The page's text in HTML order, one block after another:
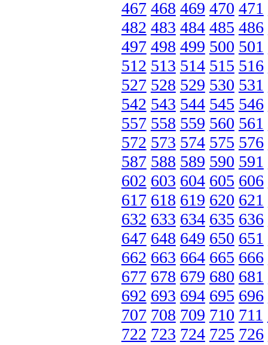
467 468 469 470 471
482 483 484 485 486
497 498 499 500 501
512 513 514 515 516
527 528 529 530 531
542 543 544 545 546
557 558 559 560 561
572 573 574 575 576
587 588 589 590 591
602 603 604 605 606
617 618 619 620 621
632 633 634 635 636
647 648 649 650 651
662 663 664 665 666
677 678 679 680 681
692 693 694 695 696
707 708 709 710 711
722 723 724 725 726